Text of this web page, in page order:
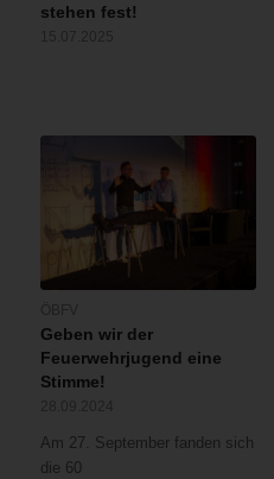
stehen fest!
Geben wir der
Feuerwehrjugend eine
Stimme!
Am 27. September fanden sich
die 60